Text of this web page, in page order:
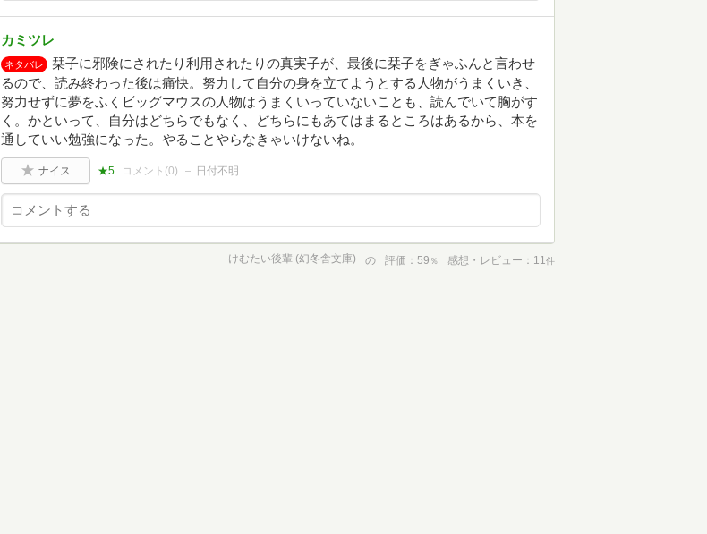
カミツレ
ネタバレ
栞子に邪険にされたり利用されたりの真実子が、最後に栞子をぎゃふんと言わせ
るので、読み終わった後は痛快。努力して自分の身を立てようとする人物がうまくいき、
努力せずに夢をふくビッグマウスの人物はうまくいっていないことも、読んでいて胸がす
く。かといって、自分はどちらでもなく、どちらにもあてはまるところはあるから、本を
通していい勉強になった。やることやらなきゃいけないね。
ナイス ★5 コメント(0) 日付不明
けむたい後輩 (幻冬舎文庫) の 評価 59 ％ 感想・レビュー 11件